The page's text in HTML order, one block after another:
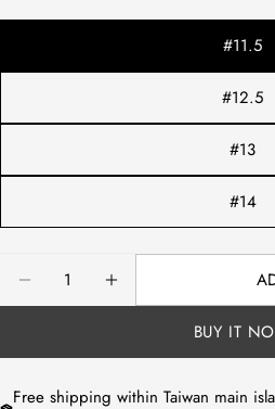
#11.5
#12.5
#13
#14
DECREASE QUANTITY
INCREASE
BUY IT
Free shipping within Taiwan main
方法2：測量配戴的手指
下圖表即可知道您的戒